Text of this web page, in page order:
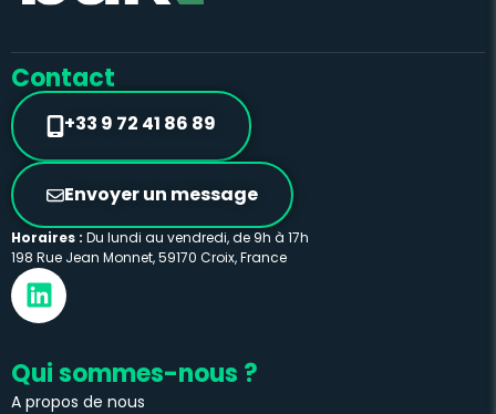
Qui sommes-nous ?
A propos de nous
Contact
+33 9 72 41 86 89
Envoyer un message
Horaires : Du lundi au vendredi, de 9h à 17h
198 Rue Jean Monnet, 59170 Croix, France